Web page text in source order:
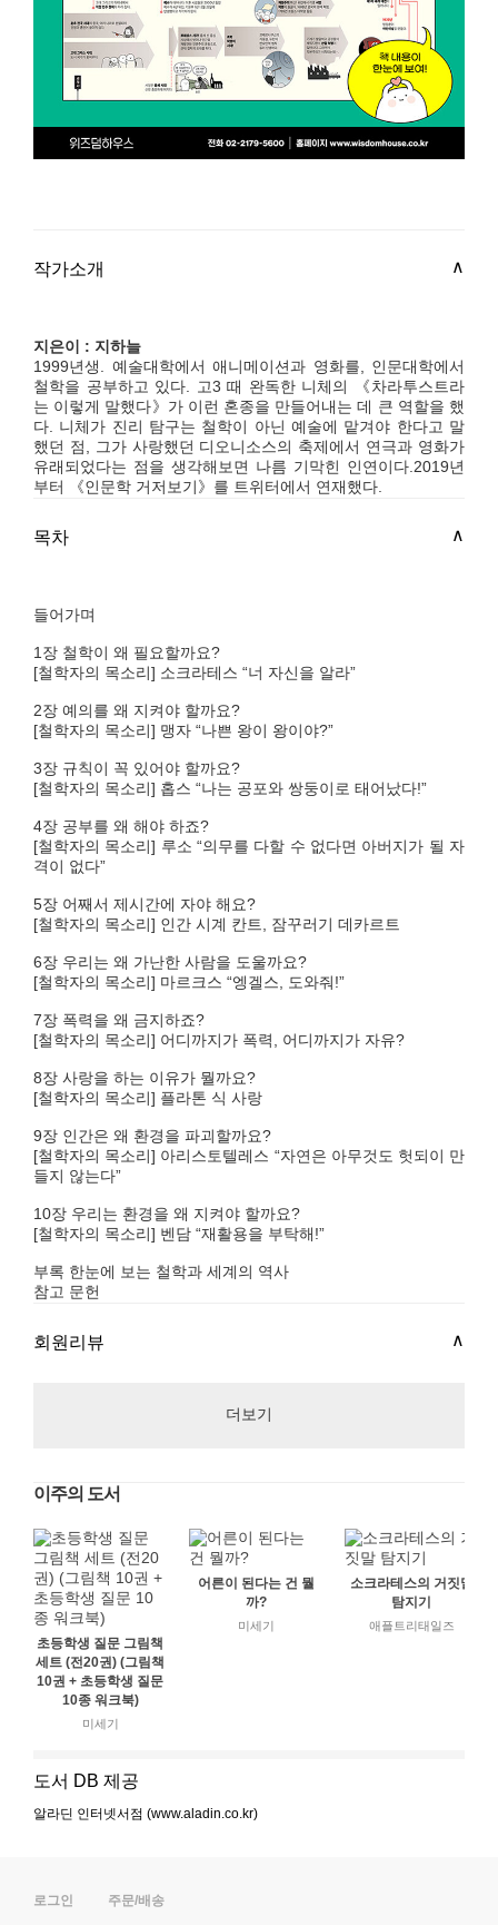
작가소개
지은이 : 지하늘
1999년생. 예술대학에서 애니메이션과 영화를, 인문대학에서
철학을 공부하고 있다. 고3 때 완독한 니체의 《차라투스트라
는 이렇게 말했다》가 이런 혼종을 만들어내는 데 큰 역할을 했
다. 니체가 진리 탐구는 철학이 아닌 예술에 맡겨야 한다고 말
했던 점, 그가 사랑했던 디오니소스의 축제에서 연극과 영화가
유래되었다는 점을 생각해보면 나름 기막힌 인연이다.2019년
부터 《인문학 거저보기》를 트위터에서 연재했다.
목차
들어가며
1장 철학이 왜 필요할까요?
[철학자의 목소리] 소크라테스 “너 자신을 알라”
2장 예의를 왜 지켜야 할까요?
[철학자의 목소리] 맹자 “나쁜 왕이 왕이야?”
3장 규칙이 꼭 있어야 할까요?
[철학자의 목소리] 홉스 “나는 공포와 쌍둥이로 태어났다!”
4장 공부를 왜 해야 하죠?
[철학자의 목소리] 루소 “의무를 다할 수 없다면 아버지가 될 자
격이 없다”
5장 어째서 제시간에 자야 해요?
[철학자의 목소리] 인간 시계 칸트, 잠꾸러기 데카르트
6장 우리는 왜 가난한 사람을 도울까요?
[철학자의 목소리] 마르크스 “엥겔스, 도와줘!”
7장 폭력을 왜 금지하죠?
[철학자의 목소리] 어디까지가 폭력, 어디까지가 자유?
8장 사랑을 하는 이유가 뭘까요?
[철학자의 목소리] 플라톤 식 사랑
9장 인간은 왜 환경을 파괴할까요?
[철학자의 목소리] 아리스토텔레스 “자연은 아무것도 헛되이 만
들지 않는다”
10장 우리는 환경을 왜 지켜야 할까요?
[철학자의 목소리] 벤담 “재활용을 부탁해!”
부록 한눈에 보는 철학과 세계의 역사
참고 문헌
회원리뷰
더보기
이주의 도서
초등학생 질문 그림책
세트 (전20권) (그림책
10권 + 초등학생 질문
10종 워크북)
미세기
어른이 된다는 건 뭘
까?
미세기
소크라테스의 거짓말
탐지기
애플트리태일즈
도서 DB 제공
알라딘 인터넷서점 (www.aladin.co.kr)
로그인 주문/배송